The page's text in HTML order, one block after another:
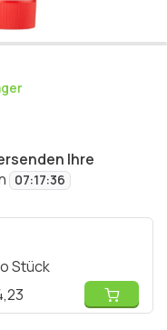
Ihre
07:17:36
Stück